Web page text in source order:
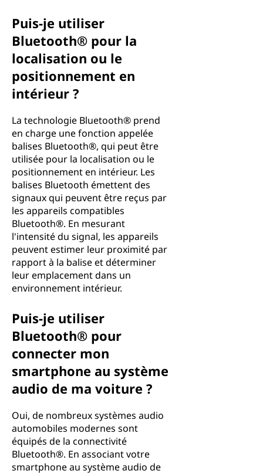
Puis-je utiliser
Bluetooth® pour la
localisation ou le
positionnement en
intérieur ?
La technologie Bluetooth® prend
en charge une fonction appelée
balises Bluetooth®, qui peut être
utilisée pour la localisation ou le
positionnement en intérieur. Les
balises Bluetooth émettent des
signaux qui peuvent être reçus par
les appareils compatibles
Bluetooth®. En mesurant
l'intensité du signal, les appareils
peuvent estimer leur proximité par
rapport à la balise et déterminer
leur emplacement dans un
environnement intérieur.
Puis-je utiliser
Bluetooth® pour
connecter mon
smartphone au système
audio de ma voiture ?
Oui, de nombreux systèmes audio
automobiles modernes sont
équipés de la connectivité
Bluetooth®. En associant votre
smartphone au système audio de